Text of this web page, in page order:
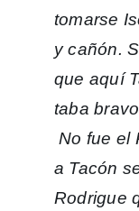
tomarse
y cañón.
que aquí
taba
No fue el
a Tacón
Rodrigue